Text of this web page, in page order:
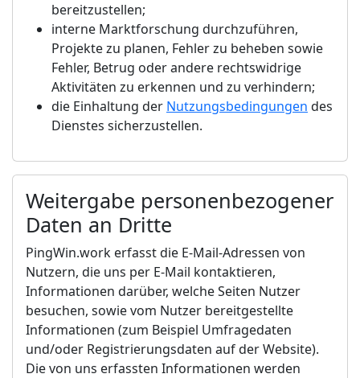
bereitzustellen;
interne Marktforschung durchzuführen,
Projekte zu planen, Fehler zu beheben sowie
Fehler, Betrug oder andere rechtswidrige
Aktivitäten zu erkennen und zu verhindern;
die Einhaltung der Nutzungsbedingungen des
Dienstes sicherzustellen.
Weitergabe personenbezogener
Daten an Dritte
PingWin.work erfasst die E-Mail-Adressen von
Nutzern, die uns per E-Mail kontaktieren,
Informationen darüber, welche Seiten Nutzer
besuchen, sowie vom Nutzer bereitgestellte
Informationen (zum Beispiel Umfragedaten
und/oder Registrierungsdaten auf der Website).
Die von uns erfassten Informationen werden